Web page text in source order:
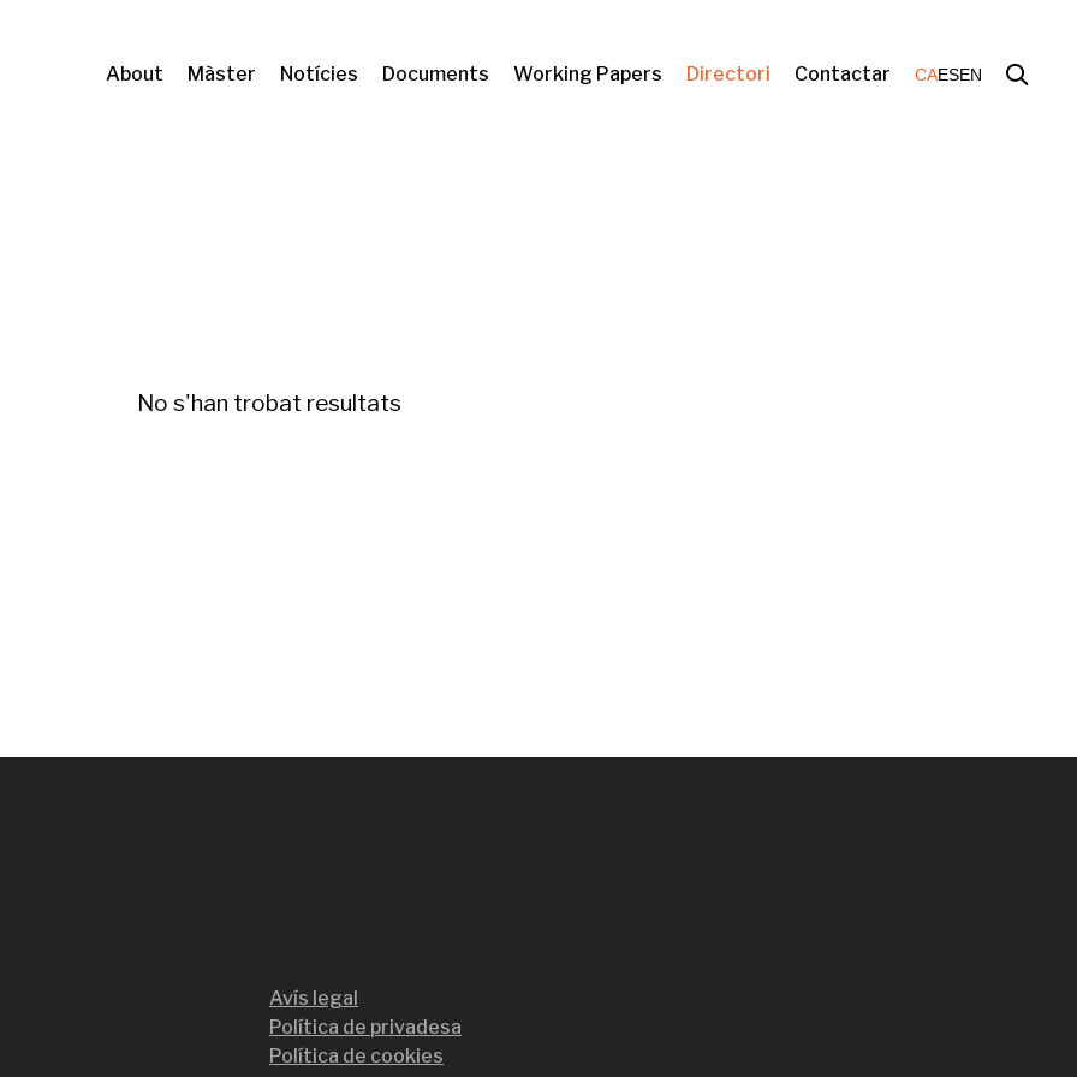
About Màster Notícies Documents Working Papers Directori Contactar CAESEN
No s'han trobat resultats
Avís legal
Política de privadesa
Política de cookies